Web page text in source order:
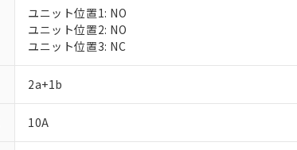
ユニット位置1: NO
ユニット位置2: NO
ユニット位置3: NC
2a+1b
10A
ご利用条件
以下の条件をお読みいただき、同意のうえご利
対応済み：EU RoHS指令（10物質）の非含
対応予定：EU RoHS指令（10物質）の非含有
対応予定なし：EU RoHS指令（10物質）の非
非該当品：ライセンス料など無形物で、有害物
仕入先様の事情により、非含有部品としていた
があります。
※1 中国RoHS○×表